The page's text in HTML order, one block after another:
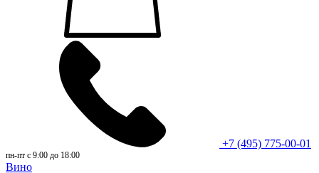
+7 (495) 775-00-01
пн-пт с 9:00 до 18:00
Вино